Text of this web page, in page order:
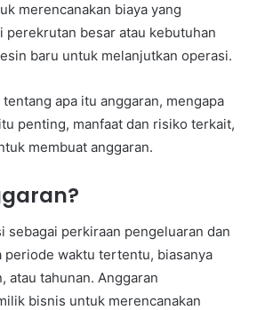
merencanakan biaya yang
besar atau kebutuhan
baru untuk melanjutkan operasi.
apa itu anggaran, mengapa
penting, manfaat dan risiko terkait,
membuat anggaran.
sebagai perkiraan pengeluaran dan
periode waktu tertentu, biasanya
atau tahunan. Anggaran
bisnis untuk merencanakan